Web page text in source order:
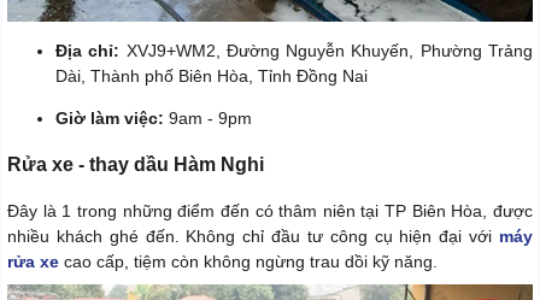
Địa chỉ: XVJ9+WM2, Đường Nguyễn Khuyến, Phường Trảng
Dài, Thành phố Biên Hòa, Tỉnh Đồng Nai
Giờ làm việc: 9am - 9pm
Rửa xe - thay dầu Hàm Nghi
Đây là 1 trong những điểm đến có thâm niên tại TP Biên Hòa, được
nhiều khách ghé đến. Không chỉ đầu tư công cụ hiện đại với máy
rửa xe cao cấp, tiệm còn không ngừng trau dồi kỹ năng.